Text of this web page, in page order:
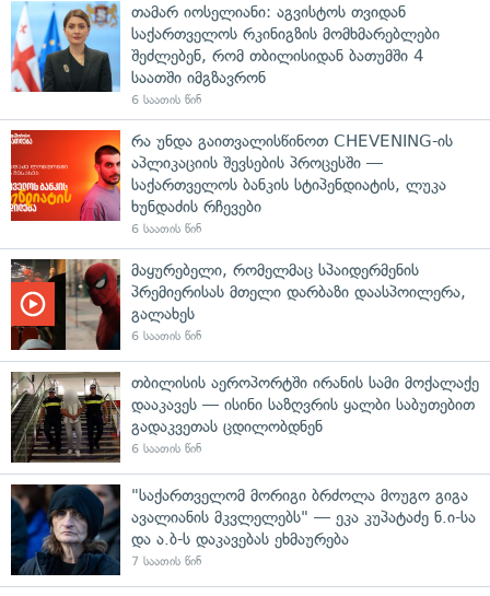
თამარ იოსელიანი: აგვისტოს თვიდან
საქართველოს რკინიგზის მომხმარებლები
შეძლებენ, რომ თბილისიდან ბათუმში 4
საათში იმგზავრონ
6 საათის წინ
რა უნდა გაითვალისწინოთ CHEVENING-ის
აპლიკაციის შევსების პროცესში —
საქართველოს ბანკის სტიპენდიატის, ლუკა
ხუნდაძის რჩევები
6 საათის წინ
მაყურებელი, რომელმაც სპაიდერმენის
პრემიერისას მთელი დარბაზი დაასპოილერა,
გალახეს
6 საათის წინ
თბილისის აეროპორტში ირანის სამი მოქალაქე
დააკავეს — ისინი საზღვრის ყალბი საბუთებით
გადაკვეთას ცდილობდნენ
6 საათის წინ
"საქართველომ მორიგი ბრძოლა მოუგო გიგა
ავალიანის მკვლელებს" — ეკა კუპატაძე ნ.ი-სა
და ა.ბ-ს დაკავებას ეხმაურება
7 საათის წინ